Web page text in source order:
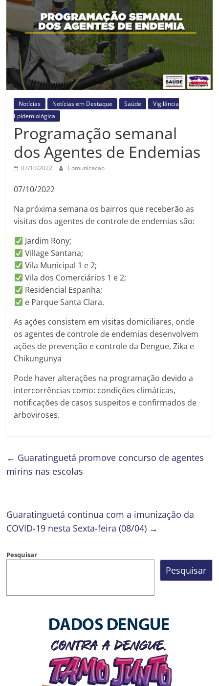
Prefeitura
Turística
Guaratinguetá
Notícias Notícias em Destaque Saúde
Vigilância
Epidemiológica
Programação semanal
dos Agentes de Endemias
07/10/2022 Comunicacao
07/10/2022
Na próxima semana os bairros que receberão as
visitas dos agentes de controle de endemias são:
Jardim Rony;
Village Santana;
Vila Municipal 1 e 2;
Vila dos Comerciários 1 e 2;
Residencial Espanha;
e Parque Santa Clara.
As ações consistem em visitas domiciliares, onde
os agentes de controle de endemias desenvolvem
ações de prevenção e controle da Dengue, Zika e
Chikungunya
Pode haver alterações na programação devido a
intercorrências como: condições climáticas,
notificações de casos suspeitos e confirmados de
arboviroses.
← Guaratinguetá promove concurso de agentes
mirins nas escolas
Guaratinguetá continua com a imunização da
COVID-19 nesta Sexta-feira (08/04) →
Pesquisar
Pesquisar